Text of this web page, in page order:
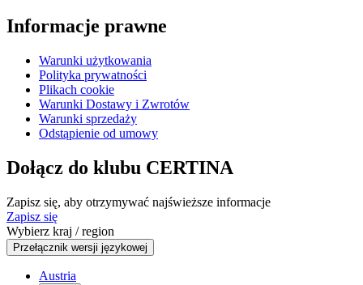
Informacje prawne
Warunki użytkowania
Polityka prywatności
Plikach cookie
Warunki Dostawy i Zwrotów
Warunki sprzedaży
Odstąpienie od umowy
Dołącz do klubu CERTINA
Zapisz się, aby otrzymywać najświeższe informacje
Zapisz się
Wybierz kraj / region
Przełącznik wersji językowej
Austria